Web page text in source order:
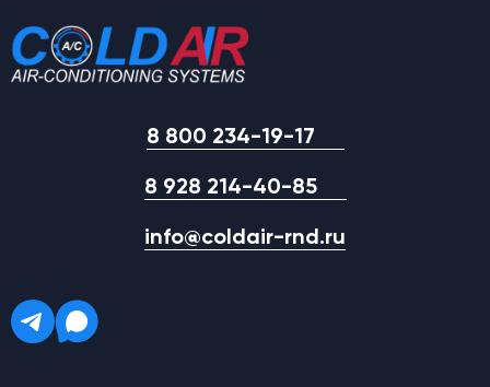
8 800 234-19-17
8 928 214-40-85
info@coldair-rnd.ru